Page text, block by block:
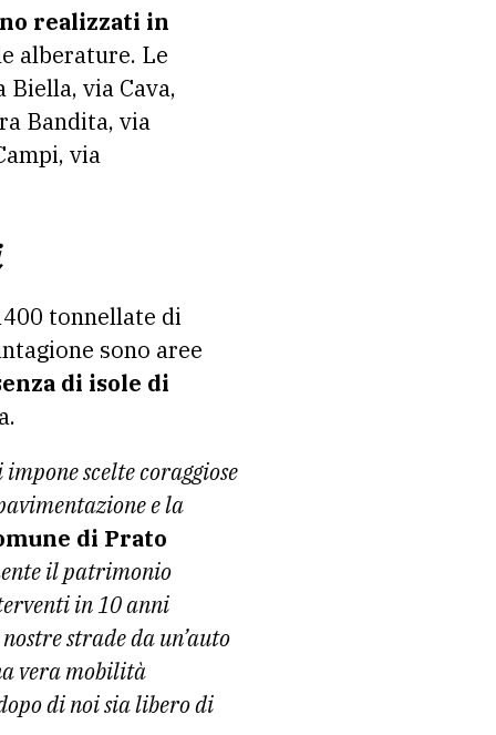
realizzati in
alberature. Le
via Cava,
Bandita, via
via
tonnellate di
sono aree
di isole di
scelte coraggiose
e la
di Prato
il patrimonio
in 10 anni
strade da un’auto
vera mobilità
di noi sia libero di